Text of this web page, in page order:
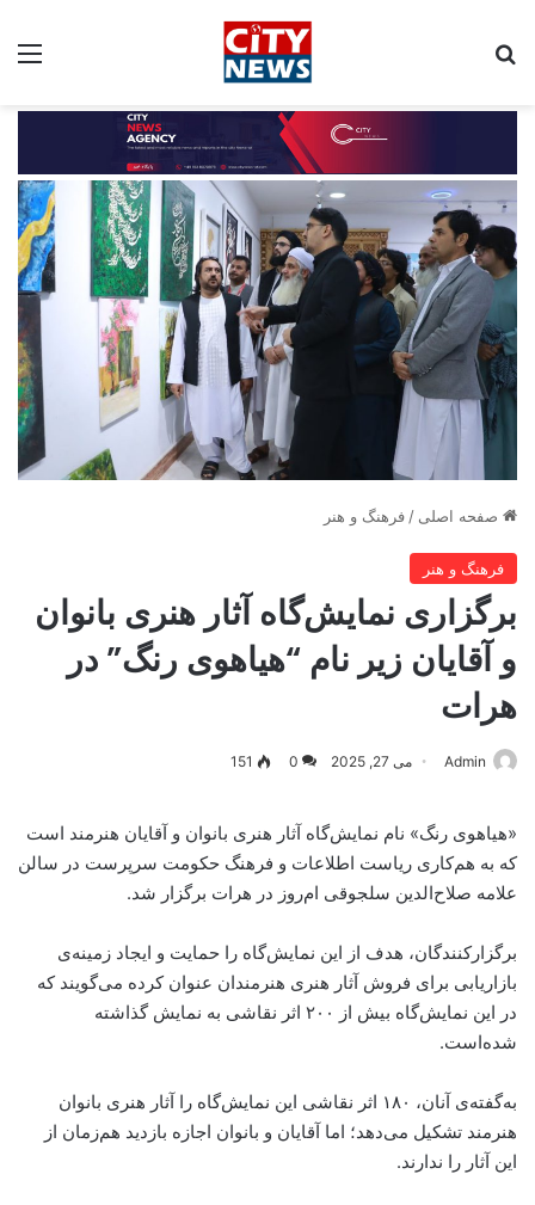
صفحه اصلی /فرهنگ و هنر
فرهنگ و هنر
برگزاری نمایش‌گاه آثار هنری بانوان
و آقایان زیر نام “هیاهوی رنگ” در
هرات
Admin می 27, 2025 0
151
«هیاهوی رنگ» نام نمایش‌گاه آثار هنری بانوان و آقایان هنرمند است
که به هم‌کاری ریاست اطلاعات و فرهنگ حکومت سرپرست در سالن
علامه صلاح‌الدین سلجوقی ام‌روز در هرات برگزار شد.
برگزارکنندگان، هدف از این نمایش‌گاه را حمایت و ایجاد زمینه‌ی
بازاریابی برای فروش آثار هنری هنرمندان عنوان کرده می‌گویند که
در این نمایش‌گاه بیش از ۲۰۰ اثر نقاشی به نمایش گذاشته‌
شده‌است.
به‌گفته‌ی آنان، ۱۸۰ اثر نقاشی این نمایش‌گاه را آثار هنری بانوان
هنرمند تشکیل می‌دهد؛ اما آقایان و بانوان اجازه بازدید هم‌زمان از
این آثار را ندارند.